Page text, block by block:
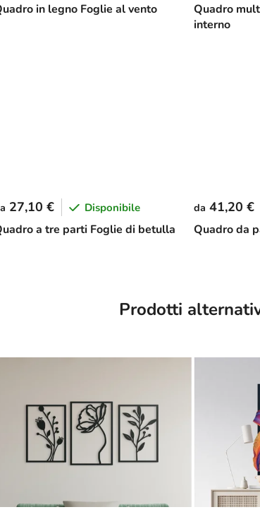
in legno Foglie al vento
Quadro
interno
a tre parti Foglie di betulla
27,10 € Disponibile
Quadro da
da 41,20 €
Prodotti